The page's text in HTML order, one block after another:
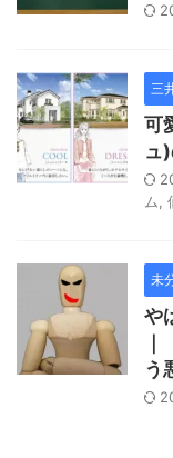
三
可
ュ
ム
未
や
う